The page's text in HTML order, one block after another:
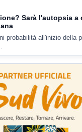
Sarà l'autopsia a
probabilità all'inizio della